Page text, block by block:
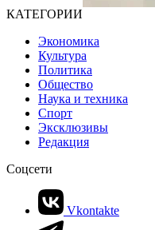
КАТЕГОРИИ
Экономика
Культура
Политика
Общество
Наука и техника
Спорт
Эксклюзивы
Редакция
Соцсети
Vkontakte